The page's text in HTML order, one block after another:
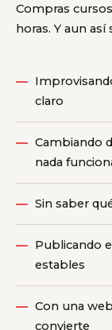
Compras
horas. Y aun así
claro
Cambiando
nada
Sin saber
Publicando
estables
Con una
convierte